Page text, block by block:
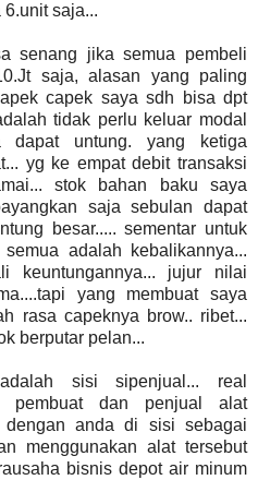
saja...
senang jika semua pembeli
saja, alasan yang paling
capek saya sdh bisa dpt
tidak perlu keluar modal
dapat untung. yang ketiga
yg ke empat debit transaksi
stok bahan baku saya
saja sebulan dapat
besar..... sementar untuk
adalah kebalikannya...
jujur nilai
yang membuat saya
rasa capeknya brow.. ribet...
berputar pelan...
sisi sipenjual... real
pembuat dan penjual alat
dengan anda di sisi sebagai
menggunakan alat tersebut
bisnis depot air minum